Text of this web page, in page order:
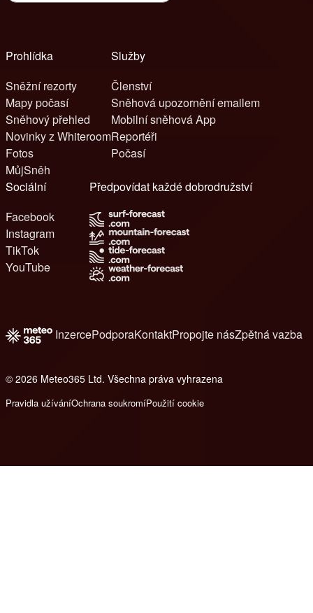
Prohlídka
Sněžní rezorty
Mapy počasí
Sněhový přehled
Novinky z Whiteroom
Fotos
MůjSněh
Služby
Členství
Sněhová upozornění emailem
Mobilní sněhová App
Reportéři
Počasí
Sociální
Facebook
Instagram
TikTok
YouTube
Předpovídat každé dobrodružství
InzercePodporaKontaktPropojte násZpětná vazba
© 2026 Meteo365 Ltd. Všechna práva vyhrazena
Pravidla užíváníOchrana soukromíPoužití cookie